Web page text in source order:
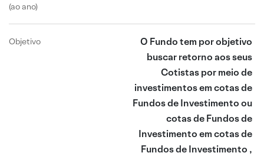
(ao ano)
Objetivo
O Fundo tem por objetivo
buscar retorno aos seus
Cotistas por meio de
investimentos em cotas de
Fundos de Investimento ou
cotas de Fundos de
Investimento em cotas de
Fundos de Investimento ,